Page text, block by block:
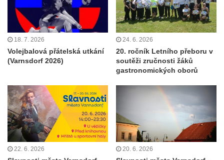
18. 7. 2026
Volejbalová přátelská utkání
(Varnsdorf 2026)
24. 6. 2026
20. ročník Letního přeboru v
soutěži zručnosti žáků
gastronomických oborů
22. 6. 2026 20. 6. 2026